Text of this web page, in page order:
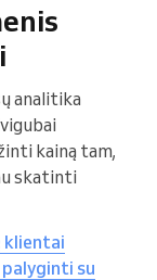
analitika
kainą tam,
skatinti
klientai
su